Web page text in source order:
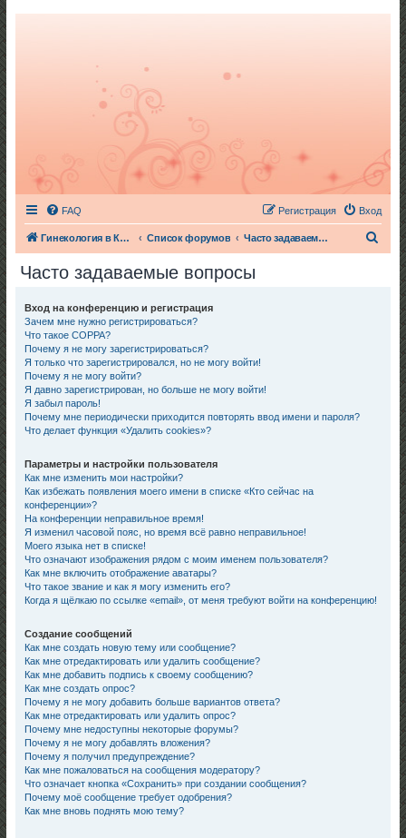
FAQ Вход
Регистрация
Гинекология в Киеве Список форумов Часто задаваемые вопросы
Часто задаваемые вопросы
Вход на конференцию и регистрация
Зачем мне нужно регистрироваться?
Что такое COPPA?
Почему я не могу зарегистрироваться?
Я только что зарегистрировался, но не могу войти!
Почему я не могу войти?
Я давно зарегистрирован, но больше не могу войти!
Я забыл пароль!
Почему мне периодически приходится повторять ввод имени и пароля?
Что делает функция «Удалить cookies»?
Параметры и настройки пользователя
Как мне изменить мои настройки?
Как избежать появления моего имени в списке «Кто сейчас на
конференции»?
На конференции неправильное время!
Я изменил часовой пояс, но время всё равно неправильное!
Моего языка нет в списке!
Что означают изображения рядом с моим именем пользователя?
Как мне включить отображение аватары?
Что такое звание и как я могу изменить его?
Когда я щёлкаю по ссылке «email», от меня требуют войти на конференцию!
Создание сообщений
Как мне создать новую тему или сообщение?
Как мне отредактировать или удалить сообщение?
Как мне добавить подпись к своему сообщению?
Как мне создать опрос?
Почему я не могу добавить больше вариантов ответа?
Как мне отредактировать или удалить опрос?
Почему мне недоступны некоторые форумы?
Почему я не могу добавлять вложения?
Почему я получил предупреждение?
Как мне пожаловаться на сообщения модератору?
Что означает кнопка «Сохранить» при создании сообщения?
Почему моё сообщение требует одобрения?
Как мне вновь поднять мою тему?